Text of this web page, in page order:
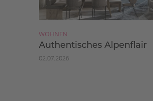
WOHNEN
Authentisches Alpenflair
02.07.2026